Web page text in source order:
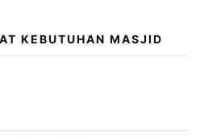
KEBUTUHAN MASJID